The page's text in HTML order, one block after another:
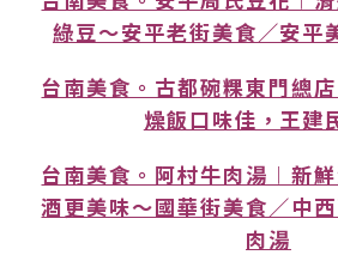
綠豆～安平老街美食／安平
台南美食。古都碗粿東門總
燥飯口味佳，王建
台南美食。阿村牛肉湯︱新
酒更美味～國華街美食／中
肉湯